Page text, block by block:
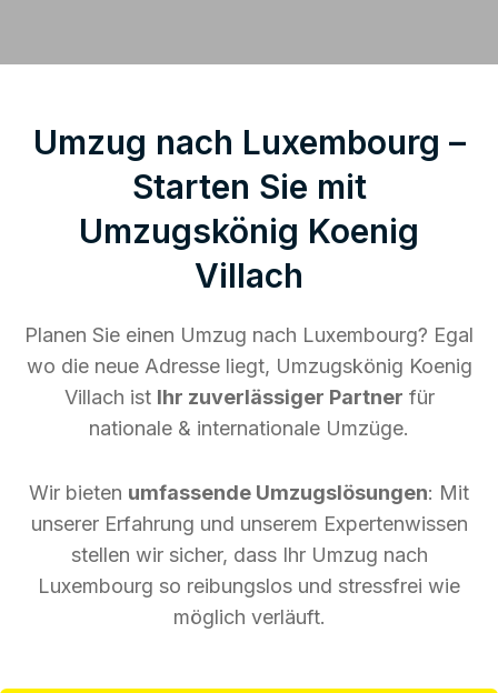
Umzug nach Luxembourg –
Starten Sie mit
Umzugskönig Koenig
Villach
Planen Sie einen Umzug nach Luxembourg? Egal
wo die neue Adresse liegt, Umzugskönig Koenig
Villach ist Ihr zuverlässiger Partner für
nationale & internationale Umzüge.
Wir bieten umfassende Umzugslösungen: Mit
unserer Erfahrung und unserem Expertenwissen
stellen wir sicher, dass Ihr Umzug nach
Luxembourg so reibungslos und stressfrei wie
möglich verläuft.